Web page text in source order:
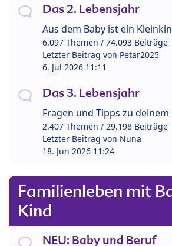
Das 2. Lebensjahr
Aus dem Baby ist ein
6.097 Themen / 74.093 Beiträge
Letzter Beitrag von Petar2025
6. Jul 2026 11:11
Das 3. Lebensjahr
Fragen und Tipps zu
2.407 Themen / 29.198 Beiträge
Letzter Beitrag von Nuna
18. Jun 2026 11:24
Familienleben mit
Kind
NEU: Baby und Beruf